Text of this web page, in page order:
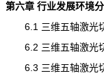
第六章 行业发展环境
6.1 三维五轴激光切
6.2 三维五轴激光切
6.3 三维五轴激光切